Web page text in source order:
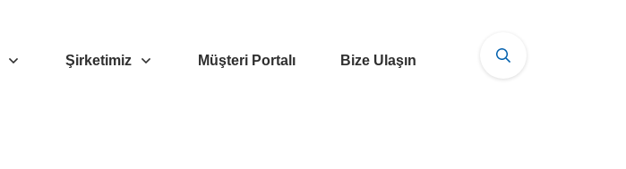
Şirketimiz Müşteri Portalı Bize Ulaşın